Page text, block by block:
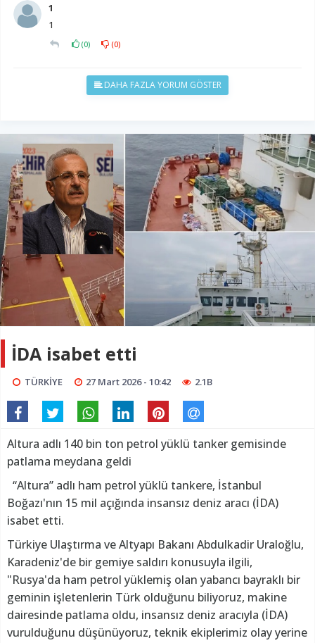
1
1
(0) (0)
DAHA FAZLA YORUM GÖSTER
İDA isabet etti
TÜRKİYE 27 Mart 2026 - 10:42 2.1B
Altura adlı 140 bin ton petrol yüklü tanker gemisinde
patlama meydana geldi
“Altura” adlı ham petrol yüklü tankere, İstanbul
Boğazı'nın 15 mil açığında insansız deniz aracı (İDA)
isabet etti.
Türkiye Ulaştırma ve Altyapı Bakanı Abdulkadir Uraloğlu,
Karadeniz'de bir gemiye saldırı konusuyla ilgili,
"Rusya'da ham petrol yüklemiş olan yabancı bayraklı bir
geminin işletenlerin Türk olduğunu biliyoruz, makine
dairesinde patlama oldu, insansız deniz aracıyla (İDA)
vurulduğunu düşünüyoruz, teknik ekiplerimiz olay yerine